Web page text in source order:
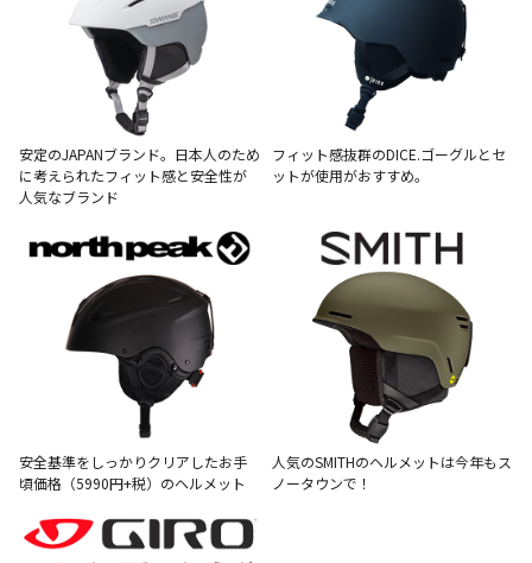
安定のJAPANブランド。日本人のため
に考えられたフィット感と安全性が
人気なブランド
フィット感抜群のDICE.ゴーグルとセ
ットが使用がおすすめ。
安全基準をしっかりクリアしたお手
頃価格（5990円+税）のヘルメット
人気のSMITHのヘルメットは今年もス
ノータウンで！